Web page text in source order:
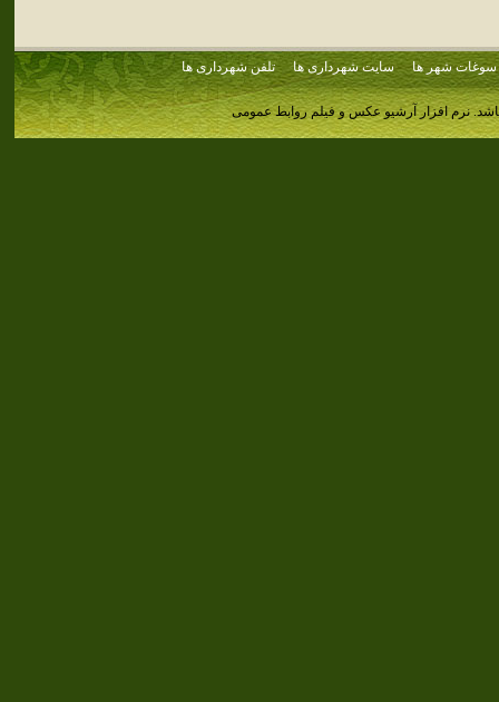
سوغات شهر ها سایت شهرداری ها تلفن شهرداری ها
نرم افزار آرشیو عکس و فیلم روابط عمومی